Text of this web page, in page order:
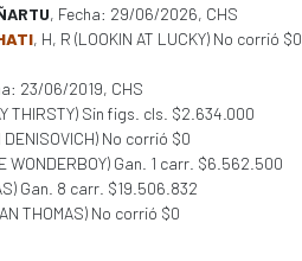
, Fecha: 29/06/2026, CHS
, H, R (LOOKIN AT LUCKY) No corrió $0
23/06/2019, CHS
THIRSTY) Sin figs. cls. $2.634.000
DENISOVICH) No corrió $0
WONDERBOY) Gan. 1 carr. $6.562.500
Gan. 8 carr. $19.506.832
THOMAS) No corrió $0